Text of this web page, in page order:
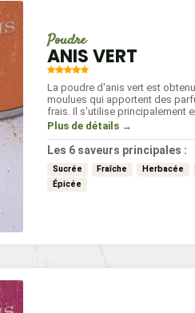
Poudre
ANIS VERT
La poudre d'anis vert est
moulues qui apportent des
frais. Il s'utilise principalement
la composition des tisanes et
cuits ou en salade. Il
Plus de détails →
Les 6 saveurs principales :
Sucrée Fraîche Herbacée
Épicée